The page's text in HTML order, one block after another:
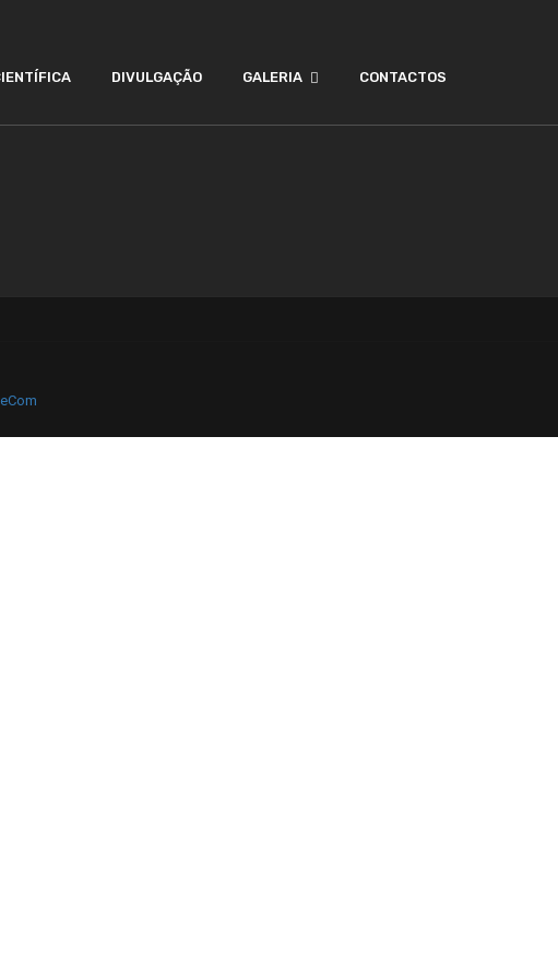
DIVULGAÇÃO GALERIA CONTACTOS